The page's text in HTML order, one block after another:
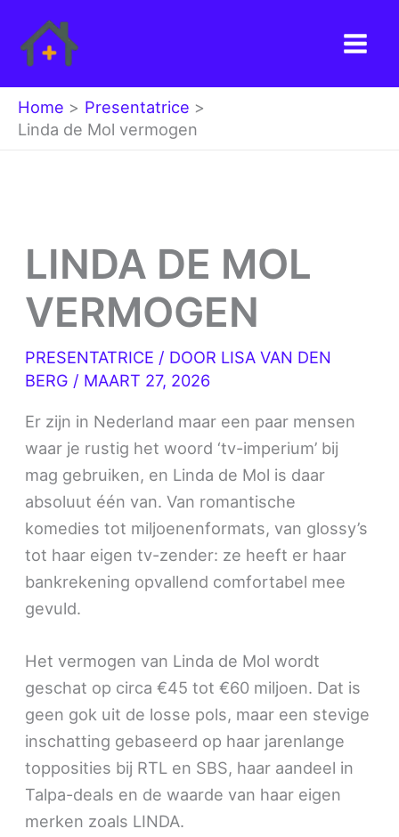
naar
inhoud
Home
Presentatrice
Linda de Mol vermogen
LINDA DE MOL
VERMOGEN
PRESENTATRICE / DOOR LISA VAN DEN
BERG / MAART 27, 2026
Er zijn in Nederland maar een paar mensen
waar je rustig het woord ‘tv-imperium’ bij
mag gebruiken, en Linda de Mol is daar
absoluut één van. Van romantische
komedies tot miljoenenformats, van glossy’s
tot haar eigen tv-zender: ze heeft er haar
bankrekening opvallend comfortabel mee
gevuld.
Het vermogen van Linda de Mol wordt
geschat op circa €45 tot €60 miljoen. Dat is
geen gok uit de losse pols, maar een stevige
inschatting gebaseerd op haar jarenlange
topposities bij RTL en SBS, haar aandeel in
Talpa-deals en de waarde van haar eigen
merken zoals LINDA.